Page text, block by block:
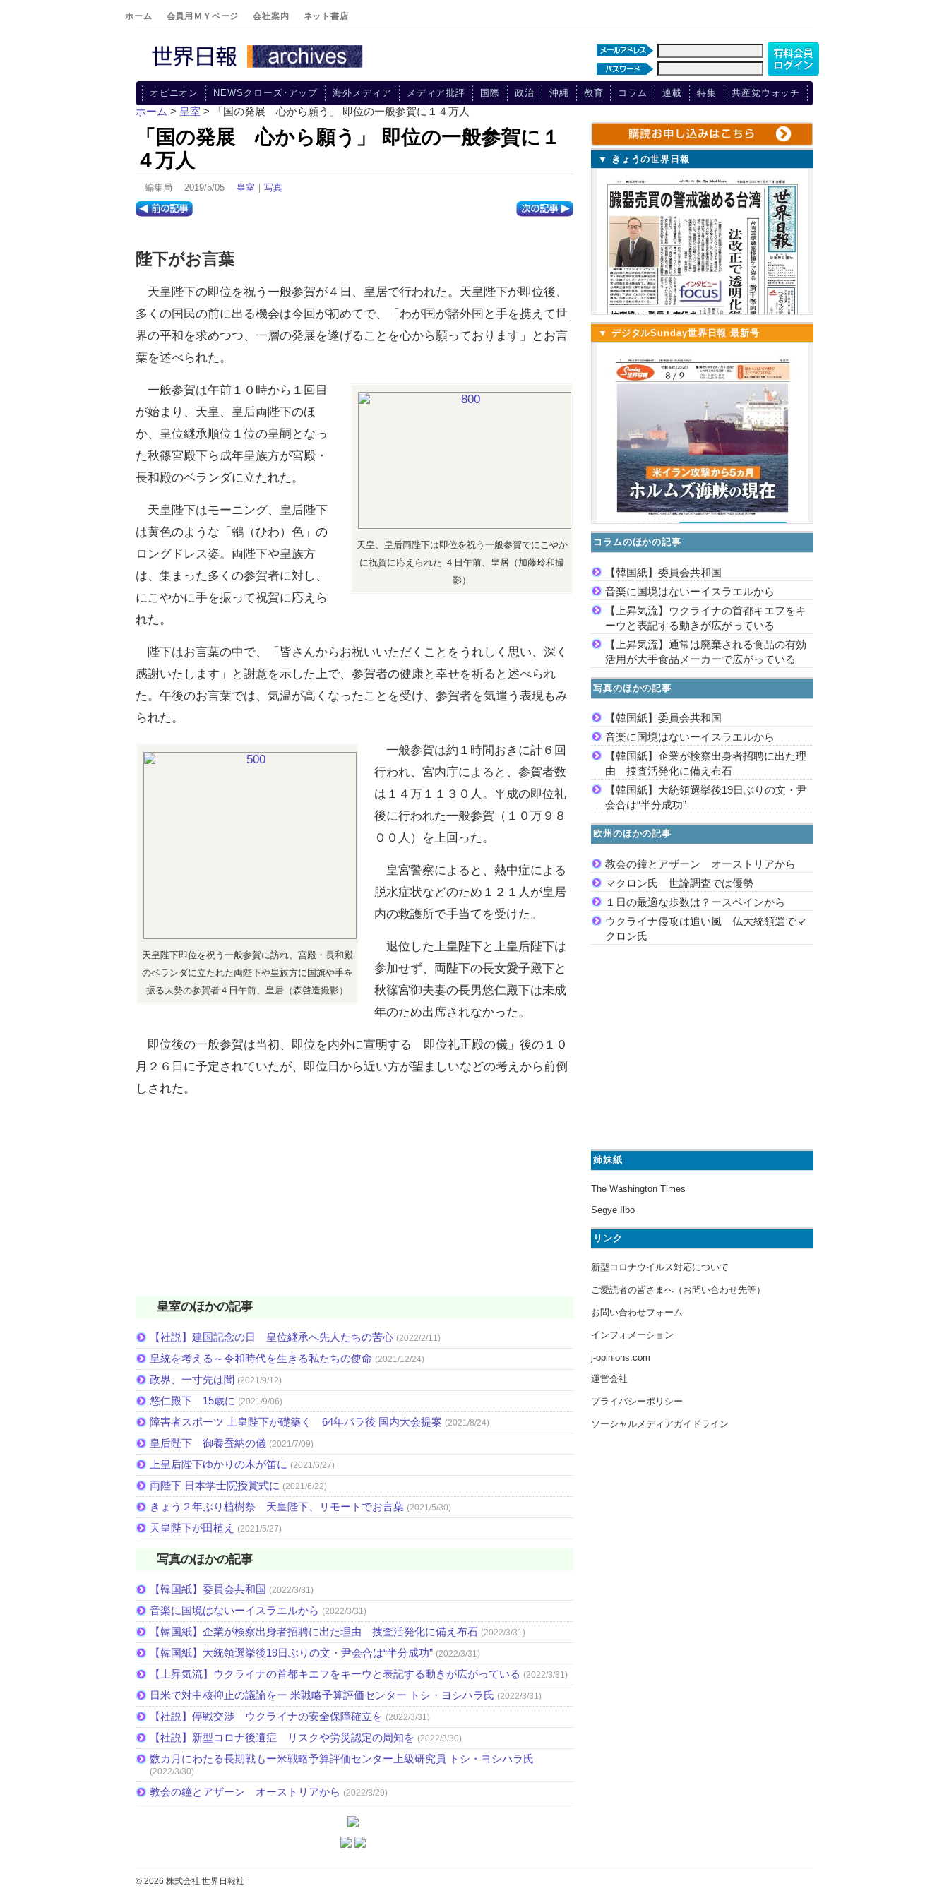
ホーム 会員用ＭＹページ 会社案内 ネット書店
オピニオン NEWSクローズ･アップ 海外メディア メディア批評 国際 政治 沖縄 教育 コラム 連載 特集 共産党ウォッチ
ホーム > 皇室 > 「国の発展 心から願う」 即位の一般参賀に１４万人
「国の発展 心から願う」 即位の一般参賀に１
４万人
編集局 2019/5/05 皇室 ｜ 写真
陛下がお言葉
天皇陛下の即位を祝う一般参賀が４日、皇居で行われた。天皇陛下が即位後、
多くの国民の前に出る機会は今回が初めてで、「わが国が諸外国と手を携えて世
界の平和を求めつつ、一層の発展を遂げることを心から願っております」とお言
葉を述べられた。
天皇、皇后両陛下は即位を祝う一般参賀でにこやか
に祝賀に応えられた ４日午前、皇居（加藤玲和撮
影）
一般参賀は午前１０時から１回目
が始まり、天皇、皇后両陛下のほ
か、皇位継承順位１位の皇嗣となっ
た秋篠宮殿下ら成年皇族方が宮殿・
長和殿のベランダに立たれた。
天皇陛下はモーニング、皇后陛下
は黄色のような「鶸（ひわ）色」の
ロングドレス姿。両陛下や皇族方
は、集まった多くの参賀者に対し、
にこやかに手を振って祝賀に応えら
れた。
陛下はお言葉の中で、「皆さんからお祝いいただくことをうれしく思い、深く
感謝いたします」と謝意を示した上で、参賀者の健康と幸せを祈ると述べられ
た。午後のお言葉では、気温が高くなったことを受け、参賀者を気遣う表現もみ
られた。
天皇陛下即位を祝う一般参賀に訪れ、宮殿・長和殿
のベランダに立たれた両陛下や皇族方に国旗や手を
振る大勢の参賀者４日午前、皇居（森啓造撮影）
一般参賀は約１時間おきに計６回
行われ、宮内庁によると、参賀者数
は１４万１１３０人。平成の即位礼
後に行われた一般参賀（１０万９８
００人）を上回った。
皇宮警察によると、熱中症による
脱水症状などのため１２１人が皇居
内の救護所で手当てを受けた。
退位した上皇陛下と上皇后陛下は
参加せず、両陛下の長女愛子殿下と
秋篠宮御夫妻の長男悠仁殿下は未成
年のため出席されなかった。
即位後の一般参賀は当初、即位を内外に宣明する「即位礼正殿の儀」後の１０
月２６日に予定されていたが、即位日から近い方が望ましいなどの考えから前倒
しされた。
皇室のほかの記事
【社説】建国記念の日 皇位継承へ先人たちの苦心 (2022/2/11)
皇統を考える～令和時代を生きる私たちの使命 (2021/12/24)
政界、一寸先は闇 (2021/9/12)
悠仁殿下 15歳に (2021/9/06)
障害者スポーツ 上皇陛下が礎築く 64年パラ後 国内大会提案 (2021/8/24)
皇后陛下 御養蚕納の儀 (2021/7/09)
上皇后陛下ゆかりの木が笛に (2021/6/27)
両陛下 日本学士院授賞式に (2021/6/22)
きょう２年ぶり植樹祭 天皇陛下、リモートでお言葉 (2021/5/30)
天皇陛下が田植え (2021/5/27)
写真のほかの記事
【韓国紙】委員会共和国 (2022/3/31)
音楽に国境はないーイスラエルから (2022/3/31)
【韓国紙】企業が検察出身者招聘に出た理由 捜査活発化に備え布石 (2022/3/31)
【韓国紙】大統領選挙後19日ぶりの文・尹会合は“半分成功” (2022/3/31)
【上昇気流】ウクライナの首都キエフをキーウと表記する動きが広がっている (2022/3/31)
日米で対中核抑止の議論をー 米戦略予算評価センター トシ・ヨシハラ氏 (2022/3/31)
【社説】停戦交渉 ウクライナの安全保障確立を (2022/3/31)
【社説】新型コロナ後遺症 リスクや労災認定の周知を (2022/3/30)
数カ月にわたる長期戦もー米戦略予算評価センター上級研究員 トシ・ヨシハラ氏
(2022/3/30)
教会の鐘とアザーン オーストリアから (2022/3/29)
▼ きょうの世界日報
▼ デジタルSunday世界日報 最新号
コラムのほかの記事
【韓国紙】委員会共和国
音楽に国境はないーイスラエルから
【上昇気流】ウクライナの首都キエフをキ
ーウと表記する動きが広がっている
【上昇気流】通常は廃棄される食品の有効
活用が大手食品メーカーで広がっている
写真のほかの記事
【韓国紙】委員会共和国
音楽に国境はないーイスラエルから
【韓国紙】企業が検察出身者招聘に出た理
由 捜査活発化に備え布石
【韓国紙】大統領選挙後19日ぶりの文・尹
会合は“半分成功”
欧州のほかの記事
教会の鐘とアザーン オーストリアから
マクロン氏 世論調査では優勢
１日の最適な歩数は？ースペインから
ウクライナ侵攻は追い風 仏大統領選でマ
クロン氏
姉妹紙
The Washington Times
Segye Ilbo
リンク
新型コロナウイルス対応について
ご愛読者の皆さまへ（お問い合わせ先等）
お問い合わせフォーム
インフォメーション
j-opinions.com
運営会社
プライバシーポリシー
ソーシャルメディアガイドライン
© 2026 株式会社 世界日報社